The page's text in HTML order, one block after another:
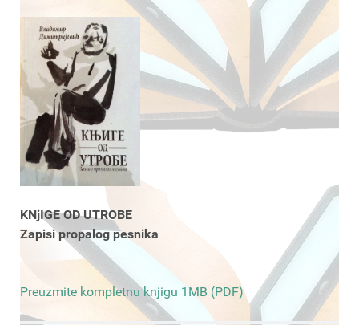
KNjIGE OD UTROBE
Zapisi propalog pesnika
Preuzmite kompletnu knjigu 1MB (PDF)